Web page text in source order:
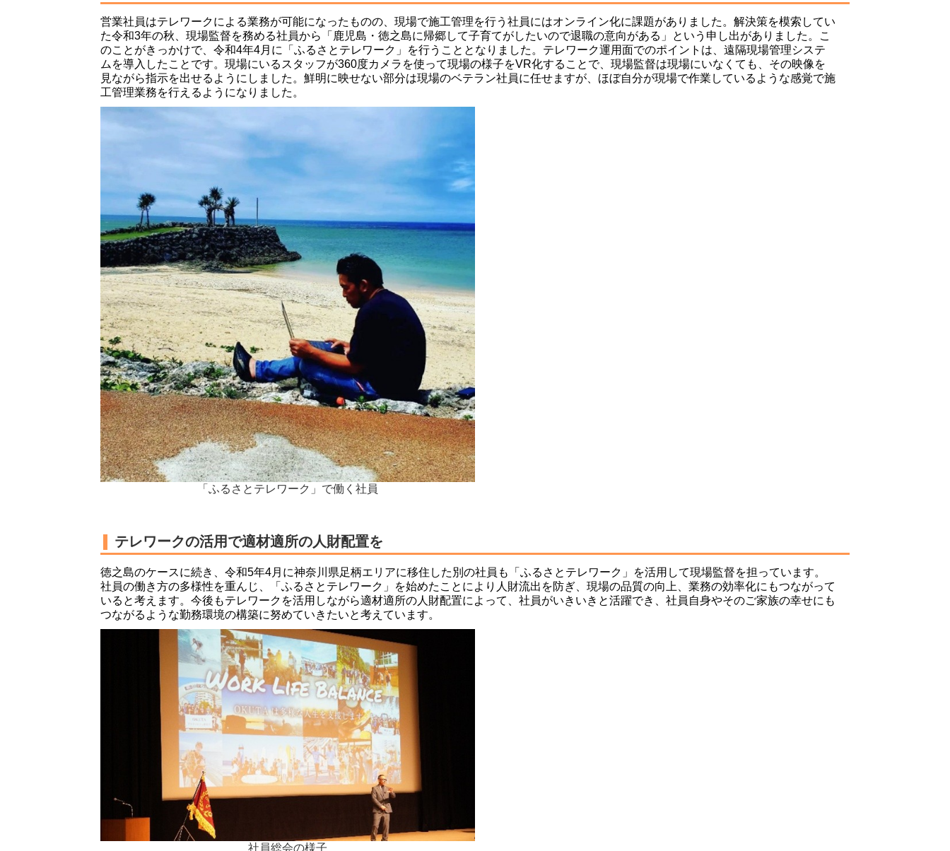
営業社員はテレワークによる業務が可能になったものの、現場で施工管理を行う社員にはオンライン化に課題がありました。解決策を模索してい
た令和3年の秋、現場監督を務める社員から「鹿児島・徳之島に帰郷して子育てがしたいので退職の意向がある」という申し出がありました。こ
のことがきっかけで、令和4年4月に「ふるさとテレワーク」を行うこととなりました。テレワーク運用面でのポイントは、遠隔現場管理システ
ムを導入したことです。現場にいるスタッフが360度カメラを使って現場の様子をVR化することで、現場監督は現場にいなくても、その映像を
見ながら指示を出せるようにしました。鮮明に映せない部分は現場のベテラン社員に任せますが、ほぼ自分が現場で作業しているような感覚で施
工管理業務を行えるようになりました。
「ふるさとテレワーク」で働く社員
テレワークの活用で適材適所の人財配置を
徳之島のケースに続き、令和5年4月に神奈川県足柄エリアに移住した別の社員も「ふるさとテレワーク」を活用して現場監督を担っています。
社員の働き方の多様性を重んじ、「ふるさとテレワーク」を始めたことにより人財流出を防ぎ、現場の品質の向上、業務の効率化にもつながって
いると考えます。今後もテレワークを活用しながら適材適所の人財配置によって、社員がいきいきと活躍でき、社員自身やそのご家族の幸せにも
つながるような勤務環境の構築に努めていきたいと考えています。
社員総会の様子